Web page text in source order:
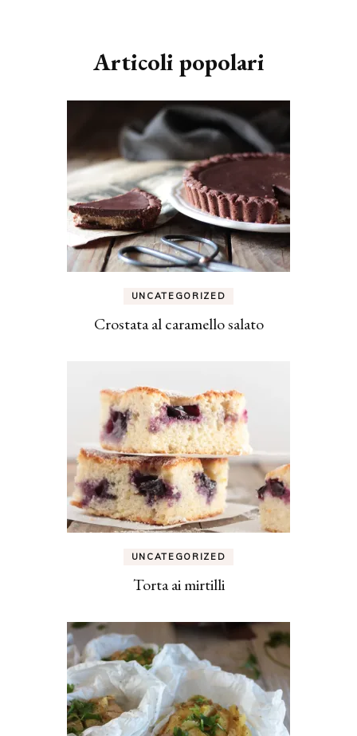
Articoli popolari
UNCATEGORIZED
Crostata al caramello salato
UNCATEGORIZED
Torta ai mirtilli